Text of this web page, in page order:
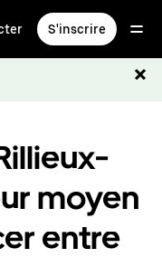
S'inscrire
moyen
entre